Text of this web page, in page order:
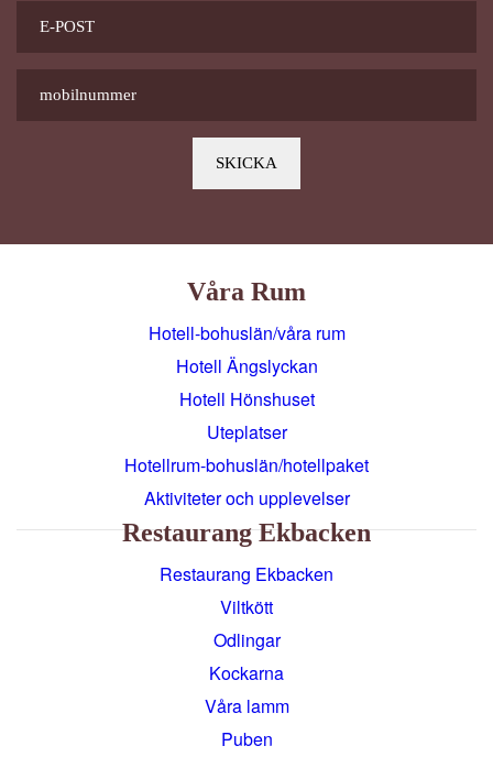
Våra Rum
Hotell-bohuslän/våra rum
Hotell Ängslyckan
Hotell Hönshuset
Uteplatser
Hotellrum-bohuslän/hotellpaket
Aktiviteter och upplevelser
Restaurang Ekbacken
Restaurang Ekbacken
Viltkött
Odlingar
Kockarna
Våra lamm
Puben